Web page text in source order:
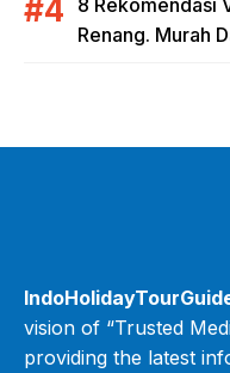
8 Rekomendasi
Renang. Murah
vision of “Trusted
providing the latest